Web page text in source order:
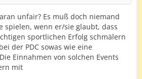
unfair? Es muß doch niemand
spielen, wenn er/sie glaubt, dass
sportlichen Erfolg schmälern
der PDC sowas wie eine
Einnahmen von solchen Events
mit